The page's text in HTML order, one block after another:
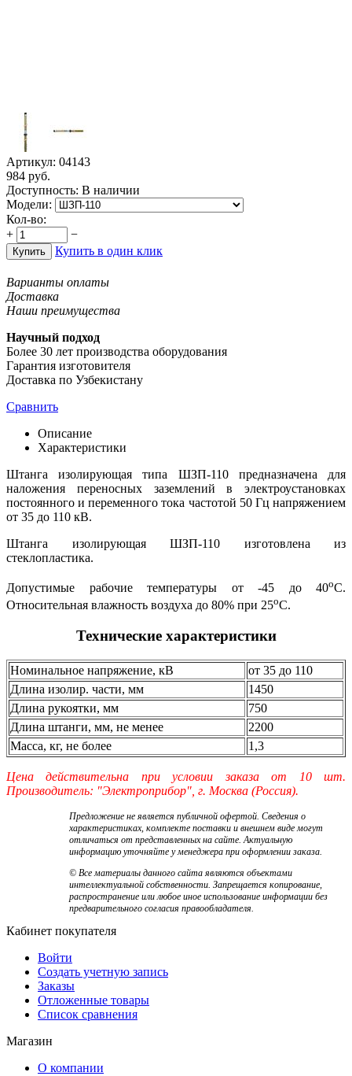
Артикул: 04143
984 руб.
Доступность: В наличии
Модели:
Кол-во:
+
−
Купить Купить в один клик
Варианты оплаты
Доставка
Наши преимущества
Научный подход
Более 30 лет производства оборудования
Гарантия изготовителя
Доставка по Узбекистану
Сравнить
Описание
Характеристики
Штанга изолирующая типа ШЗП-110 предназначена для
наложения переносных заземлений в электроустановках
постоянного и переменного тока частотой 50 Гц напряжением
от 35 до 110 кВ.
Штанга изолирующая ШЗП-110 изготовлена из
стеклопластика.
Допустимые рабочие температуры от -45 до 40оС.
Относительная влажность воздуха до 80% при 25оС.
Технические характеристики
Номинальное напряжение, кВ
от 35 до 110
Длина изолир. части, мм
1450
Длина рукоятки, мм
750
Длина штанги, мм, не менее
2200
Масса, кг, не более
1,3
Цена действительна при условии заказа от 10 шт.
Производитель: "Электроприбор", г. Москва (Россия).
Предложение не является публичной офертой. Сведения о
характеристиках, комплекте поставки и внешнем виде могут
отличаться от представленных на сайте. Актуальную
информацию уточняйте у менеджера при оформлении заказа.
© Все материалы данного сайта являются объектами
интеллектуальной собственности. Запрещается копирование,
распространение или любое иное использование информации без
предварительного согласия правообладателя.
Кабинет покупателя
Войти
Создать учетную запись
Заказы
Отложенные товары
Список сравнения
Магазин
О компании